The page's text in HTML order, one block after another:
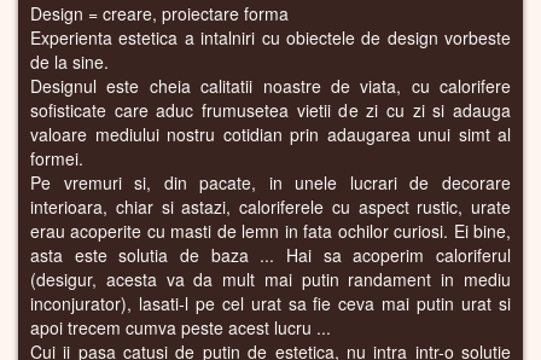
Design = creare, proiectare forma
Experienta estetica a intalniri cu obiectele de design vorbeste
de la sine.
Designul este cheia calitatii noastre de viata, cu calorifere
sofisticate care aduc frumusetea vietii de zi cu zi si adauga
valoare mediului nostru cotidian prin adaugarea unui simt al
formei.
Pe vremuri si, din pacate, in unele lucrari de decorare
interioara, chiar si astazi, caloriferele cu aspect rustic, urate
erau acoperite cu masti de lemn in fata ochilor curiosi. Ei bine,
asta este solutia de baza ... Hai sa acoperim caloriferul
(desigur, acesta va da mult mai putin randament in mediu
inconjurator), lasati-l pe cel urat sa fie ceva mai putin urat si
apoi trecem cumva peste acest lucru ...
Cui ii pasa catusi de putin de estetica, nu intra intr-o solutie